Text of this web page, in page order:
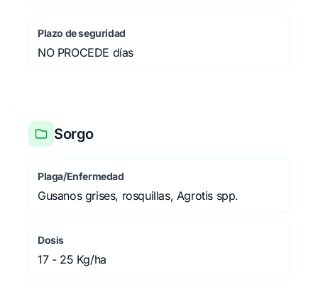
Plazo de seguridad
NO PROCEDE días
Sorgo
Plaga/Enfermedad
Gusanos grises, rosquillas, Agrotis spp.
Dosis
17 - 25 Kg/ha